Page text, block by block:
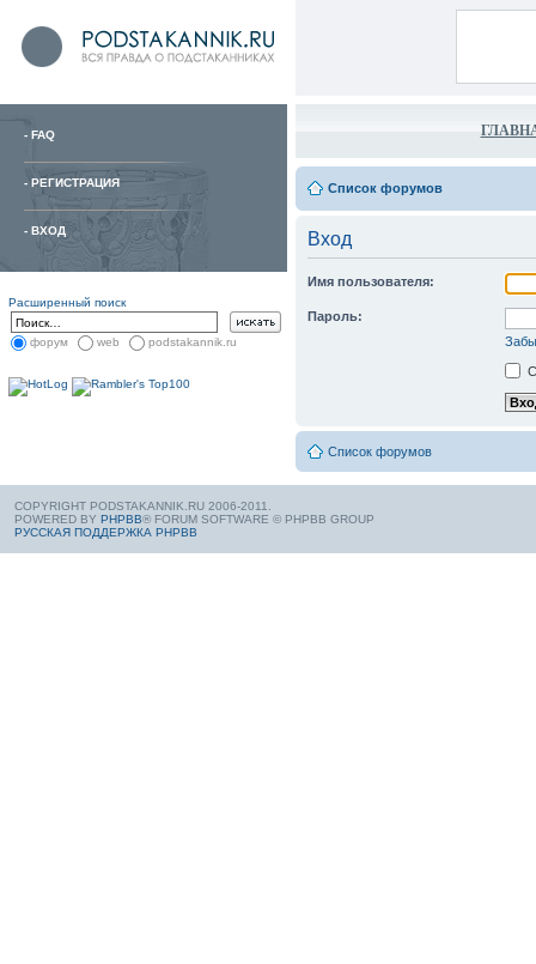
- FAQ
- РЕГИСТРАЦИЯ
- ВХОД
Расширенный поиск
форум web podstakannik.ru
Список форумов
Вход
Имя пользователя:
Пароль:
Список форумов
COPYRIGHT PODSTAKANNIK.RU 2006-2011.
POWERED BY PHPBB® FORUM SOFTWARE © PHPBB GROUP
РУССКАЯ ПОДДЕРЖКА PHPBB